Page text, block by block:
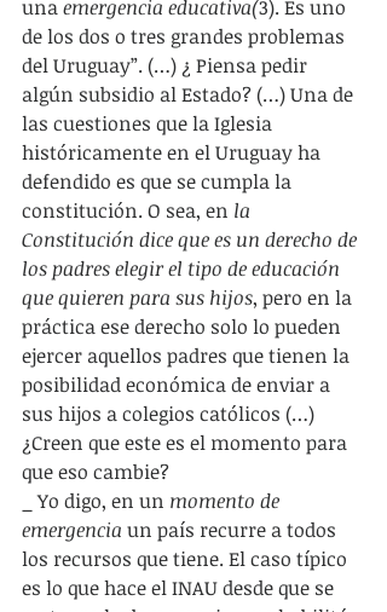
una emergencia educativa(3). Es uno
de los dos o tres grandes problemas
del Uruguay”. (…) ¿ Piensa pedir
algún subsidio al Estado? (…) Una de
las cuestiones que la Iglesia
históricamente en el Uruguay ha
defendido es que se cumpla la
constitución. O sea, en la
Constitución dice que es un derecho de
los padres elegir el tipo de educación
que quieren para sus hijos, pero en la
práctica ese derecho solo lo pueden
ejercer aquellos padres que tienen la
posibilidad económica de enviar a
sus hijos a colegios católicos (…)
¿Creen que este es el momento para
que eso cambie?
_ Yo digo, en un momento de
emergencia un país recurre a todos
los recursos que tiene. El caso típico
es lo que hace el INAU desde que se